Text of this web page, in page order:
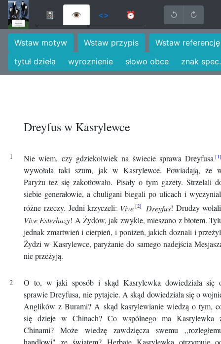
📓 👁 <> ⏰ ↺ ↻
Wstaw motyw Wstaw przypis
Wstaw referencję
tytuł dzieła
wyroznienie słowo obce znak spec.
Dreyfus w Kasrylewce
Nie wiem, czy gdziekolwiek na świecie sprawa Dreyfusa
wywołała taki szum, jak w Kasrylewce. Powiadają, że
Paryżu też się zakotłowało. Pisały o tym gazety. Strzelali
siebie generałowie, a chuligani biegali po ulicach i
różne rzeczy. Jedni krzyczeli: Vive Dreyfus! Drudzy
Vive Esterhazy! A Żydów, jak zwykle, mieszano z błotem.
jednak zmartwień i cierpień, i poniżeń, jakich doznali i
Żydzi w Kasrylewce, paryżanie do samego nadejścia
nie przeżyją.
O to, w jaki sposób i skąd Kasrylewka dowiedziała się
sprawie Dreyfusa, nie pytajcie. A skąd dowiedziała się o
Anglików z Burami? A skąd kasrylewianie wiedzą o tym,
się dzieje w Chinach? Co wspólnego ma Kasrylewka
Chinami? Może wiedzę zawdzięcza swemu
handlowi" ze światem? Herbatę Kasrylewka otrzymuje